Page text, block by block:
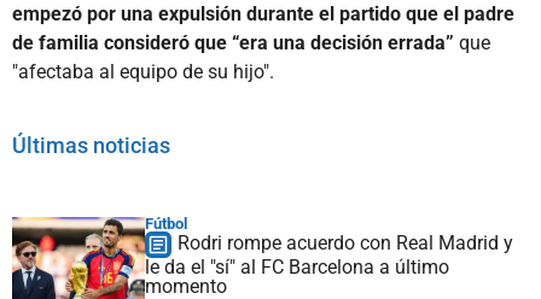
empezó por una expulsión durante el partido que el padre
de familia consideró que “era una decisión errada” que
"afectaba al equipo de su hijo".
Últimas noticias
Fútbol
Rodri rompe acuerdo con Real Madrid y
le da el "sí" al FC Barcelona a último
momento